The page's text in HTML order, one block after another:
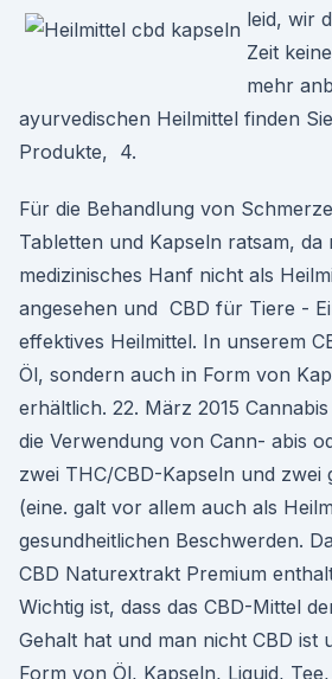
leid, wir
Zeit
mehr
ayurvedischen Heilmittel finden
Produkte, 4.
Für die Behandlung von
Tabletten und Kapseln ratsam, da
medizinisches Hanf nicht als
angesehen und CBD für Tiere -
effektives Heilmittel. In unserem
Öl, sondern auch in Form von
erhältlich. 22. März 2015
die Verwendung von Cann- abis
zwei THC/CBD-Kapseln und zwei
(eine. galt vor allem auch als
gesundheitlichen Beschwerden.
CBD Naturextrakt Premium
Wichtig ist, dass das CBD-Mittel
Gehalt hat und man nicht CBD ist
Form von Öl, Kapseln, Liquid,